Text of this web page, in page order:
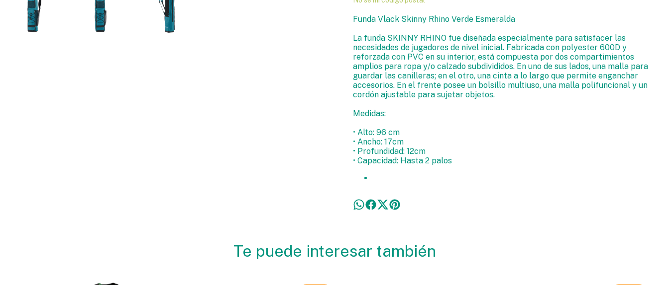
Funda Vlack Skinny Rhino Verde Esmeralda
La funda SKINNY RHINO fue diseñada especialmente para satisfacer las
necesidades de jugadores de nivel inicial. Fabricada con polyester 600D y
reforzada con PVC en su interior, está compuesta por dos compartimientos
amplios para ropa y/o calzado subdivididos. En uno de sus lados, una malla para
guardar las canilleras; en el otro, una cinta a lo largo que permite enganchar
accesorios. En el frente posee un bolsillo multiuso, una malla polifuncional y un
cordón ajustable para sujetar objetos.
Medidas:
• Alto: 96 cm
• Ancho: 17cm
• Profundidad: 12cm
• Capacidad: Hasta 2 palos
Te puede interesar también